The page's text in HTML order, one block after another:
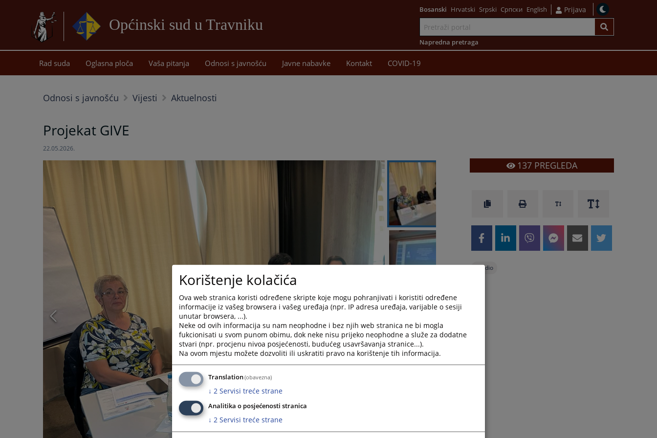
Općinski sud u Travniku
sadržaj
Bosanski Hrvatski Srpski Српски English Prijava
Napredna pretraga
Rad suda Oglasna ploča Vaša pitanja Odnosi s javnošću Javne nabavke Kontakt COVID-19
Odnosi s javnošću Vijesti Aktuelnosti
Projekat GIVE
22.05.2026.
137PREGLEDA
#radio
Korištenje kolačića
Ova web stranica koristi određene skripte koje mogu pohranjivati i koristiti određene
informacije iz vašeg browsera i vašeg uređaja (npr. IP adresa uređaja, varijable o sesiji
unutar browsera, ...).
Neke od ovih informacija su nam neophodne i bez njih web stranica ne bi mogla
fukcionisati u svom punom obimu, dok neke nisu prijeko neophodne a služe za dodatne
stvari (npr. procjenu nivoa posjećenosti, budućeg usavršavanja stranice...).
Na ovom mjestu možete dozvoliti ili uskratiti pravo na korištenje tih informacija.
Translation(obavezna)
↓ 2 Servisi treće strane
Analitika o posjećenosti stranica
↓ 2 Servisi treće strane